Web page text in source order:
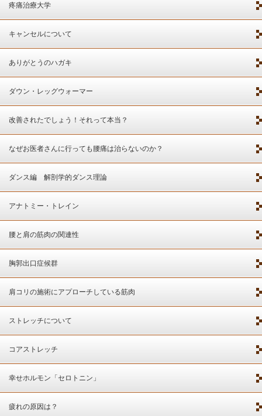
疼痛治療大学
キャンセルについて
ありがとうのハガキ
ダウン・レッグウォーマー
改善されたでしょう！それって本当？
なぜお医者さんに行っても腰痛は治らないのか？
ダンス編 解剖学的ダンス理論
アナトミー・トレイン
腰と肩の筋肉の関連性
胸郭出口症候群
肩コリの施術にアプローチしている筋肉
ストレッチについて
コアストレッチ
幸せホルモン「セロトニン」
疲れの原因は？